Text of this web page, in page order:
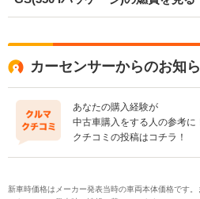
カーセンサーからのお知
あなたの購入経験が
中古車購入をする人の参考に
クチコミの投稿はコチラ！
新車時価格はメーカー発表当時の車両本体価格です